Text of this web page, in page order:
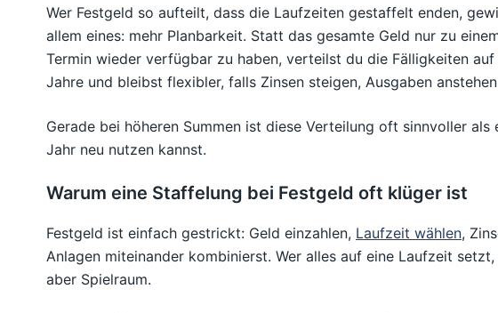
Wer Festgeld so aufteilt, dass die Laufzeiten gestaffelt enden,
allem eines: mehr Planbarkeit. Statt das gesamte Geld nur zu
Termin wieder verfügbar zu haben, verteilst du die Fälligkeiten auf
Jahre und bleibst flexibler, falls Zinsen steigen, Ausgaben
Gerade bei höheren Summen ist diese Verteilung oft sinnvoller
Jahr neu nutzen kannst.
Warum eine Staffelung bei Festgeld oft klüger ist
Festgeld ist einfach gestrickt: Geld einzahlen, Laufzeit wählen,
Anlagen miteinander kombinierst. Wer alles auf eine Laufzeit
aber Spielraum.